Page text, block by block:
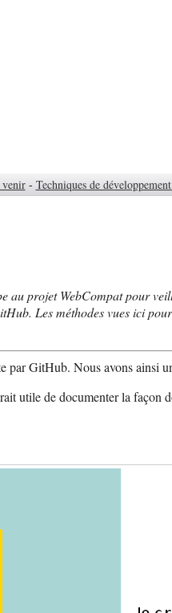
venir - Techniques de
au projet WebCompat pour
Les méthodes vues ici
par GitHub. Nous avons ainsi
utile de documenter la